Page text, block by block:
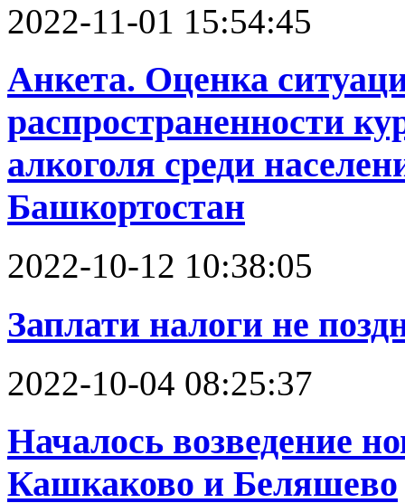
2022-11-01 15:54:45
Анкета. Оценка
распространенности
алкоголя среди
Башкортостан
2022-10-12 10:38:05
Заплати налоги не
2022-10-04 08:25:37
Началось возведение
Кашкаково и Беляшево